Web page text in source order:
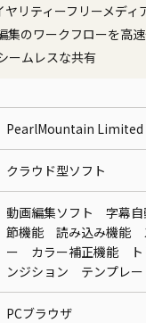
リティーフリーメディ
集のワークフローを高
ームレスな共有
PearlMountain Limited
クラウド型ソフト
動画編集ソフト 字幕
節機能 読み込み機能
ー カラー補正機能 ト
ンジション テンプレ
PCブラウザ